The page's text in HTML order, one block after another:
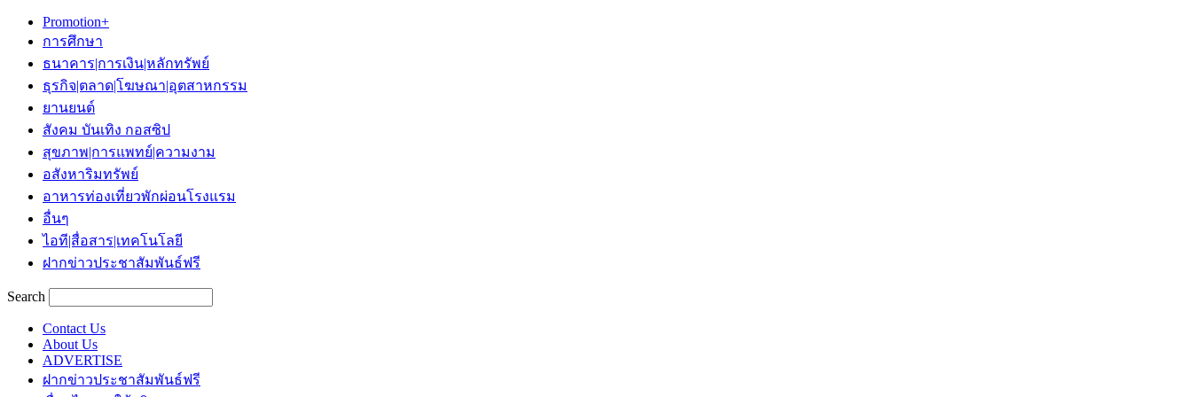
Promotion+
การศึกษา
ธนาคาร|การเงิน|หลักทรัพย์
ธุรกิจ|ตลาด|โฆษณา|อุตสาหกรรม
ยานยนต์
สังคม บันเทิง กอสซิป
สุขภาพ|การแพทย์|ความงาม
อสังหาริมทรัพย์
อาหารท่องเที่ยวพักผ่อนโรงแรม
อื่นๆ
ไอที|สื่อสาร|เทคโนโลยี
ฝากข่าวประชาสัมพันธ์ฟรี
Search
Contact Us
About Us
ADVERTISE
ฝากข่าวประชาสัมพันธ์ฟรี